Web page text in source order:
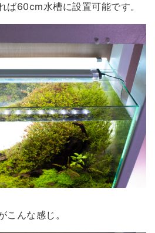
ば60cm水槽に設置可能です。
こんな感じ。